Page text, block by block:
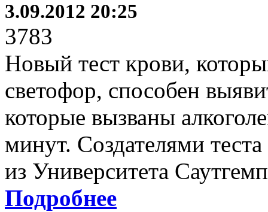
3.09.2012 20:25
3783
Новый тест крови,
светофор, способен
которые вызваны
минут. Создателями
из Университета
Подробнее